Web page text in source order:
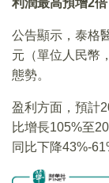
利潤最高預增2
公告顯示，泰格
元（單位人民幣
態勢。
盈利方面，預計
比增長105%至
同比下降43%-